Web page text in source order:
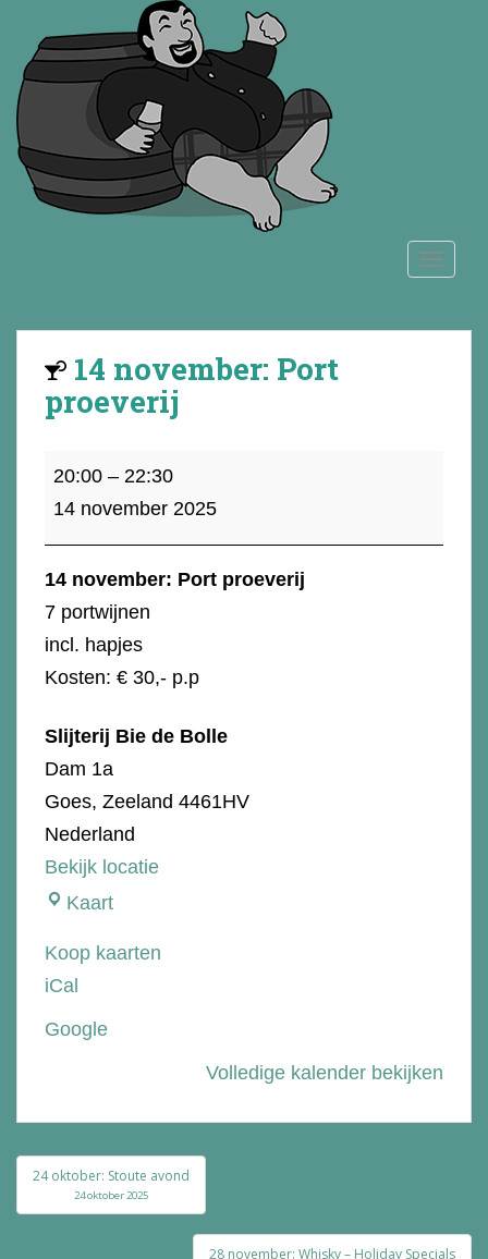
14 november: Port
proeverij
14
november:
20:00 – 22:30
14 november 2025
14 november: Port proeverij
7 portwijnen
incl. hapjes
Kosten: € 30,- p.p
Slijterij Bie de Bolle
Dam 1a
Goes, Zeeland 4461HV
Nederland
Bekijk locatie
KaartSlijterij
de
Koop kaarten
iCal
Google
Volledige kalender bekijken
Bericht
navigatie
24 oktober: Stoute avond
24 oktober 2025
28 november: Whisky – Holiday Specials